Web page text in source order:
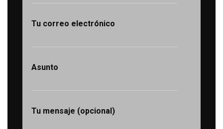
Tu correo electrónico
Asunto
Tu mensaje (opcional)